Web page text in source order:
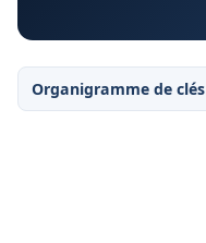
Organigramme de clés